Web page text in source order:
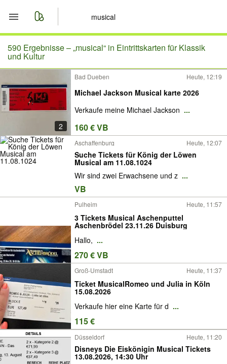
Start
Merkliste
Nachrichten
Anzeige aufgeben
590 Ergebnisse –„musical“ in Eintrittskarten für Klassik
und Kultur
2
Bad Dueben Heute, 12:19
Michael Jackson Musical karte 2026
Verkaufe meine Michael Jackson ...
160 € VB
Aschaffenburg Heute, 12:07
Suche Tickets für König der Löwen
Musical am 11.08.1024
Wir sind zwei Erwachsene und z ...
VB
Pulheim Heute, 11:57
3 Tickets Musical Aschenputtel
Aschenbrödel 23.11.26 Duisburg
Hallo, ...
270 € VB
Groß-Umstadt Heute, 11:37
Ticket MusicalRomeo und Julia in Köln
15.08.2026
Verkaufe hier eine Karte für d ...
115 €
Düsseldorf Heute, 11:20
Disneys Die Eiskönigin Musical Tickets
13.08.2026, 14:30 Uhr